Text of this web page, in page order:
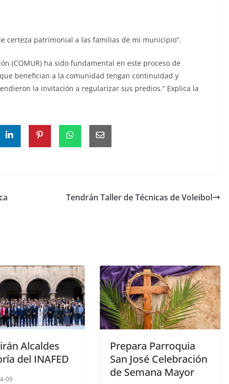
certeza patrimonial a las familias de mi municipio”.
(COMUR) ha sido fundamental en este proceso de
benefician a la comunidad tengan continuidad y
la invitación a regularizar sus predios.” Explica la
Tendrán Taller de Técnicas de Voleibol
Alcaldes
del INAFED
09
Prepara Parroquia
San José Celebración
de Semana Mayor